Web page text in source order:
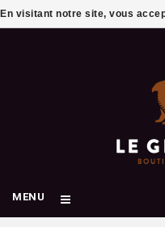
MENU
En visitant notre site, vous